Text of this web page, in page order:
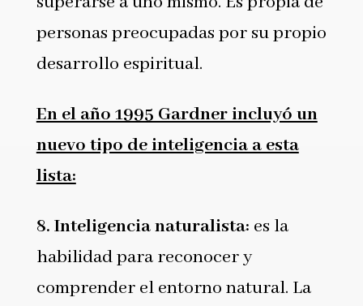
personas preocupadas por su propio
desarrollo espiritual.
En el año 1995 Gardner incluyó un
nuevo tipo de inteligencia a esta
lista:
8. Inteligencia naturalista: es la
habilidad para reconocer y
comprender el entorno natural. La